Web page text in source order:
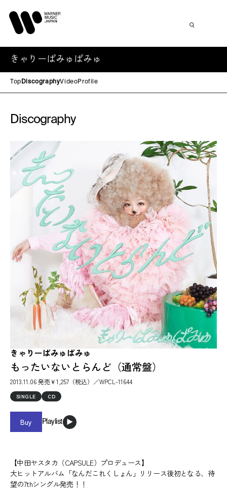
きゃりーぱみゅぱみゅ
Top DiscographyVideoProfile
Discography
きゃりーぱみゅぱみゅ
もったいないとらんど（通常盤）
2013.11.06 発売￥1,257（税込）／WPCL-11644
SINGLE CD
Buy Playlist
【中田ヤスタカ（CAPSULE）プロデュース】
大ヒットアルバム「なんだこれくしょん」リリース後初となる、待
望の7thシングル発売！！